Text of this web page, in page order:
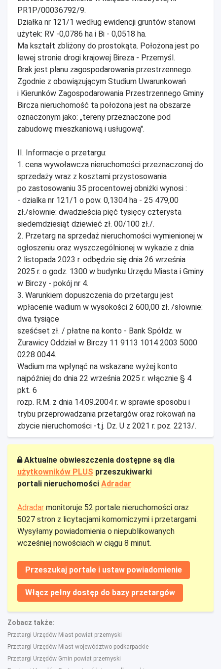
PR1P/00036792/9.
Działka nr 121/1 według ewidencji gruntów stanowi
użytek: RV -0,0786 ha i Bi - 0,0518 ha.
Ma kształt zbliżony do prostokąta. Położona jest po
lewej stronie drogi krajowej Bireza - Przemyśl.
Brak jest planu zagospodarowania przestrzennego.
Zgodnie z obowiązującym Studium Uwarunkowań
i Kierunków Zagospodarowania Przestrzennego Gminy
Bircza nieruchomość ta położona jest na obszarze
oznaczonym jako: „tereny przeznaczone pod
zabudowę mieszkaniową i usługową".
II. Informacje o przetargu:
1. cena wywoławcza nieruchomości przeznaczonej do
sprzedaży wraz z kosztami przystosowania
po zastosowaniu 35 procentowej obniżki wynosi :
- dzialka nr 121/1 o pow. 0,1304 ha - 25 479,00
zł./słownie: dwadzieścia pięć tysięcy czterysta
siedemdziesiąt dziewieć zł. 00/100 zł./.
2. Przetarg na sprzedaż nieruchomości wymienionej w
ogłoszeniu oraz wyszczególnionej w wykazie z dnia
2 listopada 2023 r. odbędzie się dnia 26 września
2025 r. o godz. 1300 w budynku Urzędu Miasta i Gminy
w Birczy - pokój nr 4.
3. Warunkiem dopuszczenia do przetargu jest
wpłacenie wadium w wysokości 2 600,00 zł. /słownie:
dwa tysiące
sześćset zł. / płatne na konto - Bank Spółdz. w
Żurawicy Oddział w Birczy 11 9113 1014 2003 5000
0228 0044.
Wadium ma wpłynąć na wskazane wyżej konto
najpóźniej do dnia 22 września 2025 r. włącznie § 4
pkt. 6
rozp. R.M. z dnia 14.09.2004 r. w sprawie sposobu i
trybu przeprowadzania przetargów oraz rokowań na
zbycie nieruchomości -t.j. Dz. U z 2021 r. poz. 2213/.
Aktualne obwieszczenia dostępne są dla
użytkowników PLUS przeszukiwarki
portali nieruchomości Adradar
Adradar monitoruje 52 portale nieruchomości oraz
5027 stron z licytacjami komorniczymi i przetargami.
Wysyłamy powiadomienia o niepublikowanych
wcześniej nowościach w ciągu 8 minut.
Przeszukaj portale i ustaw powiadomienie
Włącz pełny dostęp do bazy przetargów
Zobacz także:
Przetargi Urzędów Miast powiat przemyski
Przetargi Urzędów Miast województwo podkarpackie
Przetargi Urzędów Gmin powiat przemyski